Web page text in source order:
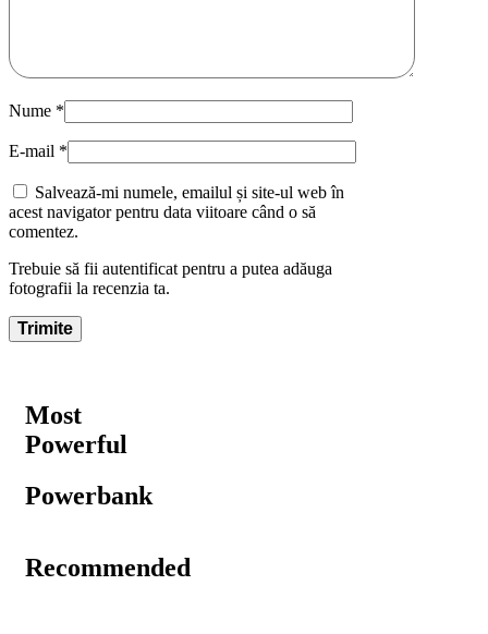
Nume *
E-mail *
Salvează-mi numele, emailul și site-ul web în
acest navigator pentru data viitoare când o să
comentez.
Trebuie să fii autentificat pentru a putea adăuga
fotografii la recenzia ta.
Most
Powerful
Powerbank
Recommended